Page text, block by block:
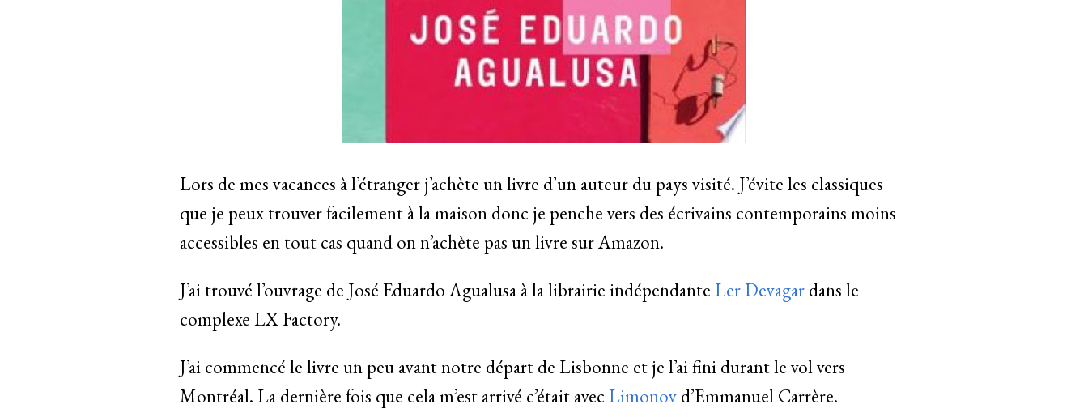
Lors de mes vacances à l’étranger j’achète un livre d’un auteur du pays visité. J’évite les classiques
que je peux trouver facilement à la maison donc je penche vers des écrivains contemporains moins
accessibles en tout cas quand on n’achète pas un livre sur Amazon.
J’ai trouvé l’ouvrage de José Eduardo Agualusa à la librairie indépendante Ler Devagar dans le
complexe LX Factory.
J’ai commencé le livre un peu avant notre départ de Lisbonne et je l’ai fini durant le vol vers
Montréal. La dernière fois que cela m’est arrivé c’était avec Limonov d’Emmanuel Carrère.